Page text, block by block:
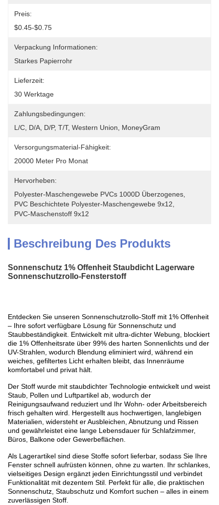
Preis:
$0.45-$0.75
Verpackung Informationen:
Starkes Papierrohr
Lieferzeit:
30 Werktage
Zahlungsbedingungen:
L/C, D/A, D/P, T/T, Western Union, MoneyGram
Versorgungsmaterial-Fähigkeit:
20000 Meter Pro Monat
Hervorheben:
Polyester-Maschengewebe PVCs 1000D Überzogenes
PVC Beschichtete Polyester-Maschengewebe 9x12
PVC-Maschenstoff 9x12
Beschreibung Des Produkts
Sonnenschutz 1% Offenheit Staubdicht Lagerware
Sonnenschutzrollo-Fensterstoff
Entdecken Sie unseren Sonnenschutzrollo-Stoff mit 1% Offenheit
– Ihre sofort verfügbare Lösung für Sonnenschutz und
Staubbeständigkeit. Entwickelt mit ultra-dichter Webung, blockiert
die 1% Offenheitsrate über 99% des harten Sonnenlichts und der
UV-Strahlen, wodurch Blendung eliminiert wird, während ein
weiches, gefiltertes Licht erhalten bleibt, das Innenräume
komfortabel und privat hält.
Der Stoff wurde mit staubdichter Technologie entwickelt und weist
Staub, Pollen und Luftpartikel ab, wodurch der
Reinigungsaufwand reduziert und Ihr Wohn- oder Arbeitsbereich
frisch gehalten wird. Hergestellt aus hochwertigen, langlebigen
Materialien, widersteht er Ausbleichen, Abnutzung und Rissen
und gewährleistet eine lange Lebensdauer für Schlafzimmer,
Büros, Balkone oder Gewerbeflächen.
Als Lagerartikel sind diese Stoffe sofort lieferbar, sodass Sie Ihre
Fenster schnell aufrüsten können, ohne zu warten. Ihr schlankes,
vielseitiges Design ergänzt jeden Einrichtungsstil und verbindet
Funktionalität mit dezentem Stil. Perfekt für alle, die praktischen
Sonnenschutz, Staubschutz und Komfort suchen – alles in einem
zuverlässigen Stoff.